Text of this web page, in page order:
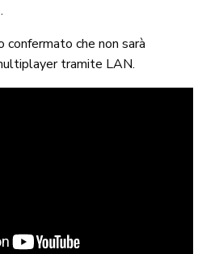
.
che non sarà
tramite LAN.